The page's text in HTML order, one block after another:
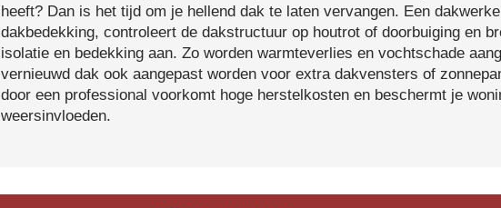
heeft? Dan is het tijd om je hellend dak te laten vervangen. Een
dakbedekking, controleert de dakstructuur op houtrot of doorbuiging en
isolatie en bedekking aan. Zo worden warmteverlies en vochtschade
vernieuwd dak ook aangepast worden voor extra dakvensters of
door een professional voorkomt hoge herstelkosten en beschermt je
weersinvloeden.